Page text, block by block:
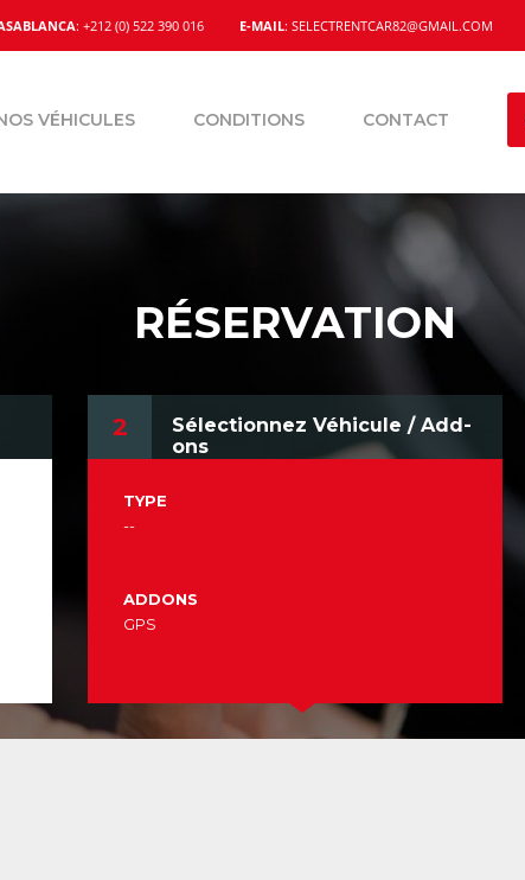
E-MAIL: SELECTRENTCAR82@GMAIL.COM
: +212 (0) 522 390 016
VÉHICULES CONDITIONS CONTACT
RÉSERVATION
2
Sélectionnez Véhicule / Add-
ons
TYPE
--
ADDONS
GPS